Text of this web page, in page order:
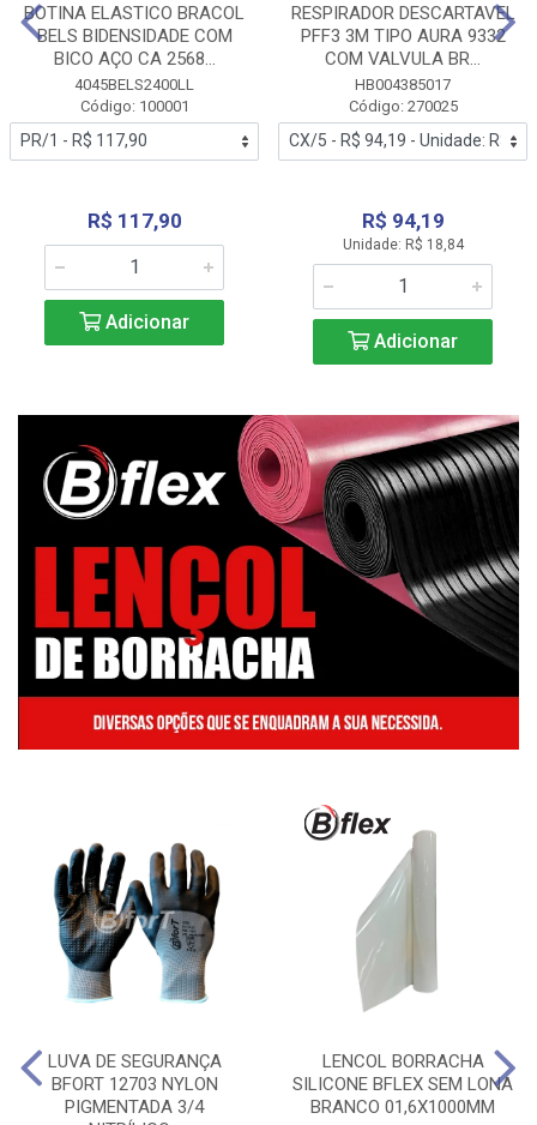
BOTINA ELASTICO BRACOL
BELS BIDENSIDADE COM
BICO AÇO CA 2568...
4045BELS2400LL
Código: 100001
R$ 117,90
Adicionar
RESPIRADOR DESCARTAVEL
PFF3 3M TIPO AURA 9332
COM VALVULA BR...
HB004385017
Código: 270025
R$ 94,19
Unidade: R$ 18,84
Adicionar
LUVA DE SEGURANÇA
BFORT 12703 NYLON
PIGMENTADA 3/4
LENCOL BORRACHA
SILICONE BFLEX SEM LONA
BRANCO 01,6X1000MM